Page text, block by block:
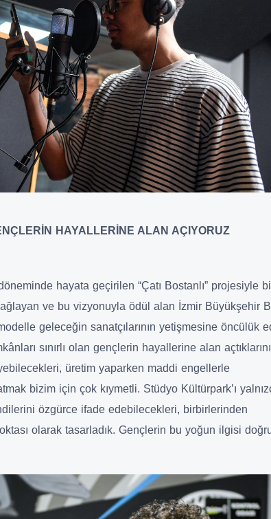
HAYALLERİNE ALAN AÇIYORUZ
hayata geçirilen “Çatı Bostanlı” projesiyle
ve bu vizyonuyla ödül alan İzmir Büyükşehir
geleceğin sanatçılarının yetişmesine öncülük
sınırlı olan gençlerin hayallerine alan
üretim yaparken maddi engellerle
bizim için çok kıymetli. Stüdyo Kültürpark’ı
özgürce ifade edebilecekleri, birbirlerinden
olarak tasarladık. Gençlerin bu yoğun ilgisi